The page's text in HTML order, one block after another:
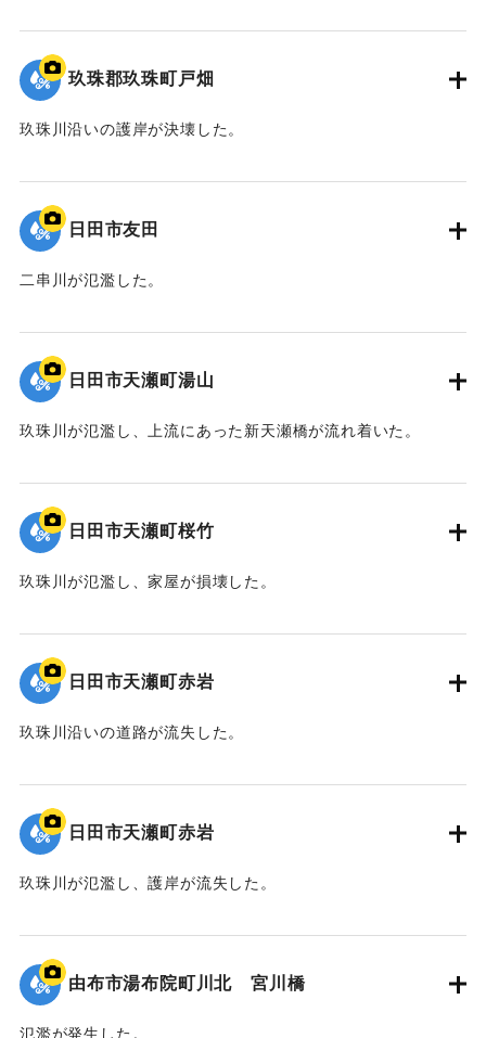
2020/7/6｜固有コード:01215082
玖珠郡玖珠町戸畑
玖珠川沿いの護岸が決壊した。
2020/7/6｜固有コード:01215081
日田市友田
二串川が氾濫した。
2020/7/6｜固有コード:01215080
日田市天瀬町湯山
玖珠川が氾濫し、上流にあった新天瀬橋が流れ着いた。
2020/7/6｜固有コード:01215079
日田市天瀬町桜竹
玖珠川が氾濫し、家屋が損壊した。
2020/7/6｜固有コード:01215078
日田市天瀬町赤岩
玖珠川沿いの道路が流失した。
2020/7/6｜固有コード:01215077
日田市天瀬町赤岩
玖珠川が氾濫し、護岸が流失した。
2020/7/6｜固有コード:01215076
由布市湯布院町川北 宮川橋
氾濫が発生した。